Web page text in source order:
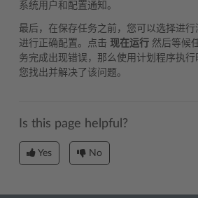
系统用户和配置通知。
最后，在保存任务之前，您可以选择进
进行正确配置。点击 现在运行 然后等候
务完成出现错误，那么使用计划程序执
您找出并解决了该问题。
Is this page helpful?
Yes No